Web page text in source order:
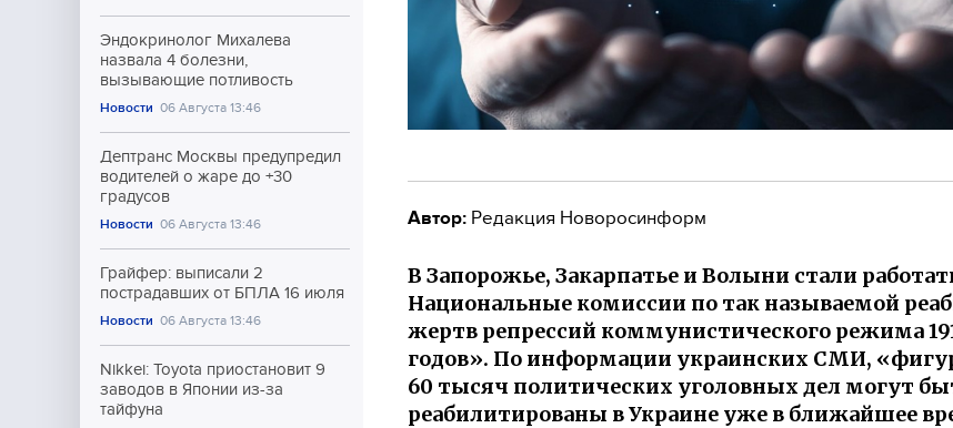
Эндокринолог Михалева
назвала 4 болезни,
вызывающие потливость
Новости 06 Августа 13:46
Дептранс Москвы предупредил
водителей о жаре до +30
градусов
Новости 06 Августа 13:46
Грайфер: выписали 2
пострадавших от БПЛА 16 июля
Новости 06 Августа 13:46
Nikkei: Toyota приостановит 9
заводов в Японии из-за
тайфуна
Автор: Редакция Новоросинформ
В Запорожье, Закарпатье и Волыни стали
Национальные комиссии по так называемой
жертв репрессий коммунистического режима
годов». По информации украинских СМИ,
60 тысяч политических уголовных дел могут
реабилитированы в Украине уже в ближайшее